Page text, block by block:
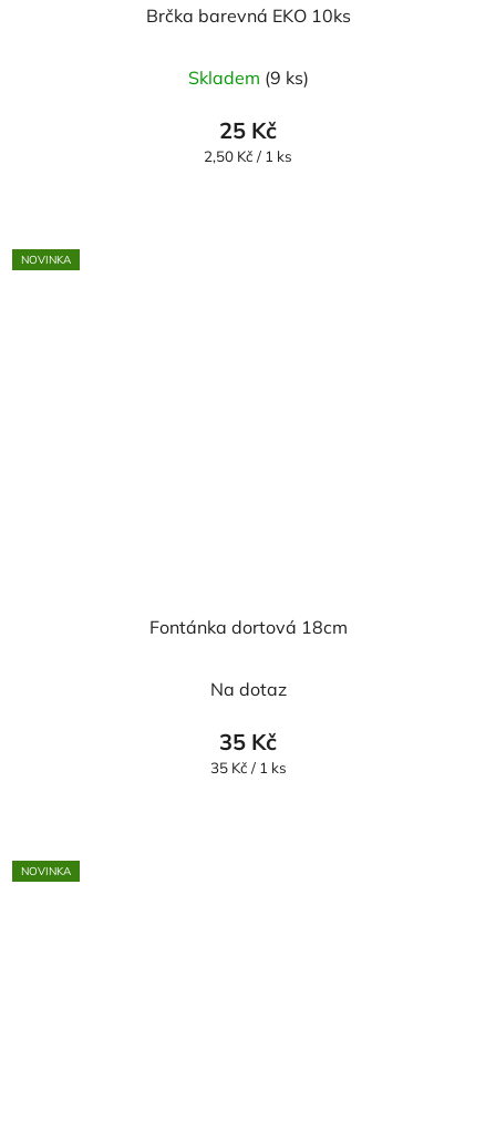
Brčka barevná EKO 10ks
Skladem (9 ks)
25 Kč
Měrná
2,50 Kč / 1 ks
NOVINKA
Fontánka dortová 18cm
Na dotaz
35 Kč
Měrná
35 Kč / 1 ks
NOVINKA